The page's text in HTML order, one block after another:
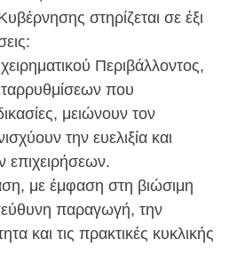
στηρίζεται σε έξι
Περιβάλλοντος,
που
μειώνουν τον
την ευελιξία και
επιχειρήσεων.
με έμφαση στη βιώσιμη
παραγωγή, την
και τις πρακτικές κυκλικής